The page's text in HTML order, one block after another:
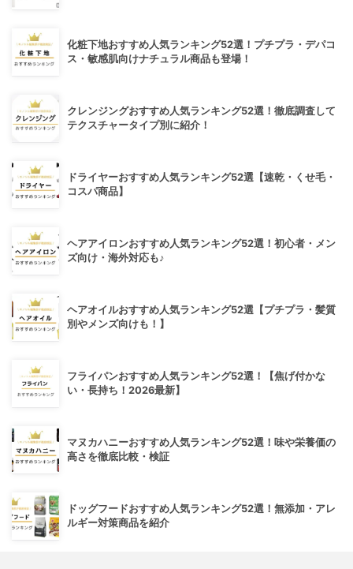
化粧下地おすすめ人気ランキング52選！プチプラ・デパコ
ス・敏感肌向けナチュラル商品も登場！
クレンジングおすすめ人気ランキング52選！徹底調査して
テクスチャータイプ別に紹介！
ドライヤーおすすめ人気ランキング52選【速乾・くせ毛・
コスパ商品】
ヘアアイロンおすすめ人気ランキング52選！初心者・メン
ズ向け・海外対応も♪
ヘアオイルおすすめ人気ランキング52選【プチプラ・髪質
別やメンズ向けも！】
フライパンおすすめ人気ランキング52選！【焦げ付かな
い・長持ち！2026最新】
マヌカハニーおすすめ人気ランキング52選！味や栄養価の
高さを徹底比較・検証
ドッグフードおすすめ人気ランキング52選！無添加・アレ
ルギー対策商品を紹介